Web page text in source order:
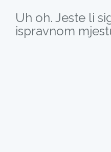
Uh oh. Jeste li
ispravnom